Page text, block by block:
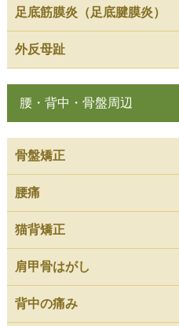
足底筋膜炎（足底腱膜炎）
外反母趾
腰・背中・骨盤周辺
骨盤矯正
腰痛
猫背矯正
肩甲骨はがし
背中の痛み